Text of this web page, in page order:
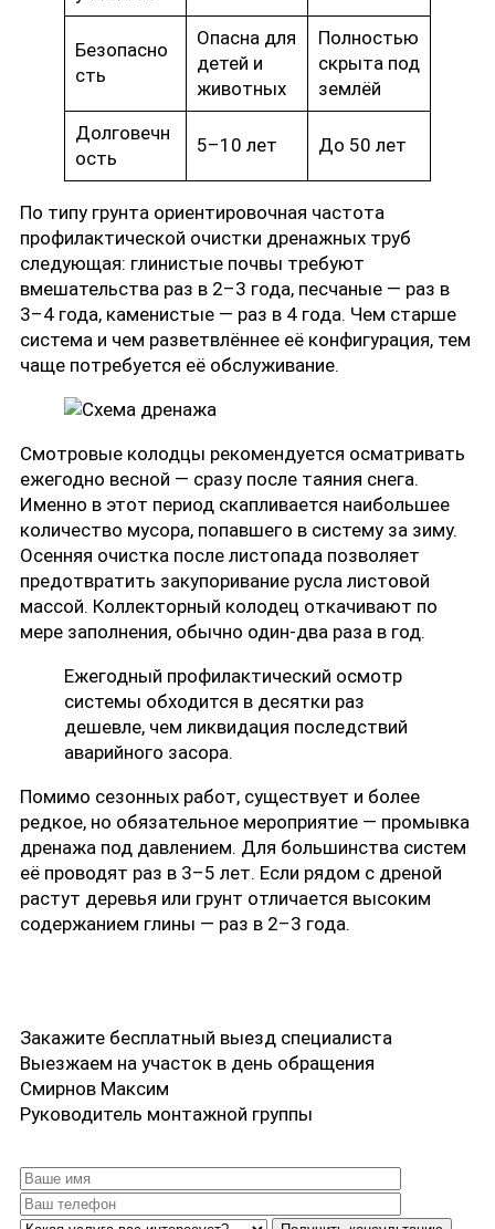
Безопасно
сть
Опасна для
детей и
животных
Полностью
скрыта под
землёй
Долговечн
ость
5–10 лет До 50 лет
По типу грунта ориентировочная частота
профилактической очистки дренажных труб
следующая: глинистые почвы требуют
вмешательства раз в 2–3 года, песчаные — раз в
3–4 года, каменистые — раз в 4 года. Чем старше
система и чем разветвлённее её конфигурация, тем
чаще потребуется её обслуживание.
Смотровые колодцы рекомендуется осматривать
ежегодно весной — сразу после таяния снега.
Именно в этот период скапливается наибольшее
количество мусора, попавшего в систему за зиму.
Осенняя очистка после листопада позволяет
предотвратить закупоривание русла листовой
массой. Коллекторный колодец откачивают по
мере заполнения, обычно один-два раза в год.
Ежегодный профилактический осмотр
системы обходится в десятки раз
дешевле, чем ликвидация последствий
аварийного засора.
Помимо сезонных работ, существует и более
редкое, но обязательное мероприятие — промывка
дренажа под давлением. Для большинства систем
её проводят раз в 3–5 лет. Если рядом с дреной
растут деревья или грунт отличается высоким
содержанием глины — раз в 2–3 года.
Закажите бесплатный выезд специалиста
Выезжаем на участок в день обращения
Смирнов Максим
Руководитель монтажной группы